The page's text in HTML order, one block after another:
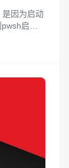
是因为启动
启动
新版本，
检查提